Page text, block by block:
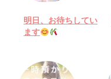
明日、お待ちしてい
ます